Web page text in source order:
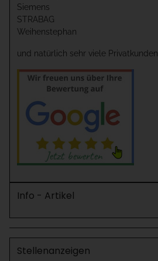
Siemens
STRABAG
Weihenstephan
und natürlich sehr viele Privatkunden
Info - Artikel
Stellenanzeigen